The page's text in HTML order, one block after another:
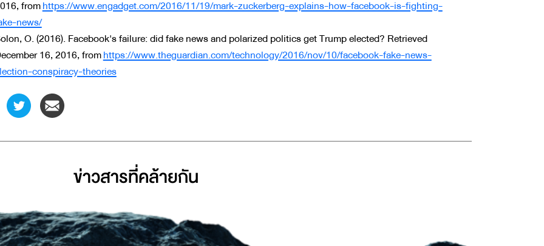
fromhttps://www.engadget.com/2016/11/19/mark-zuckerberg-explains-how-facebook-is-fighting-
news/
O. (2016). Facebook's failure: did fake news and polarized politics get Trump elected? Retrieved
16, 2016, fromhttps://www.theguardian.com/technology/2016/nov/10/facebook-fake-news-
conspiracy-theories
ข่าวสารที่่คล้ายกัน